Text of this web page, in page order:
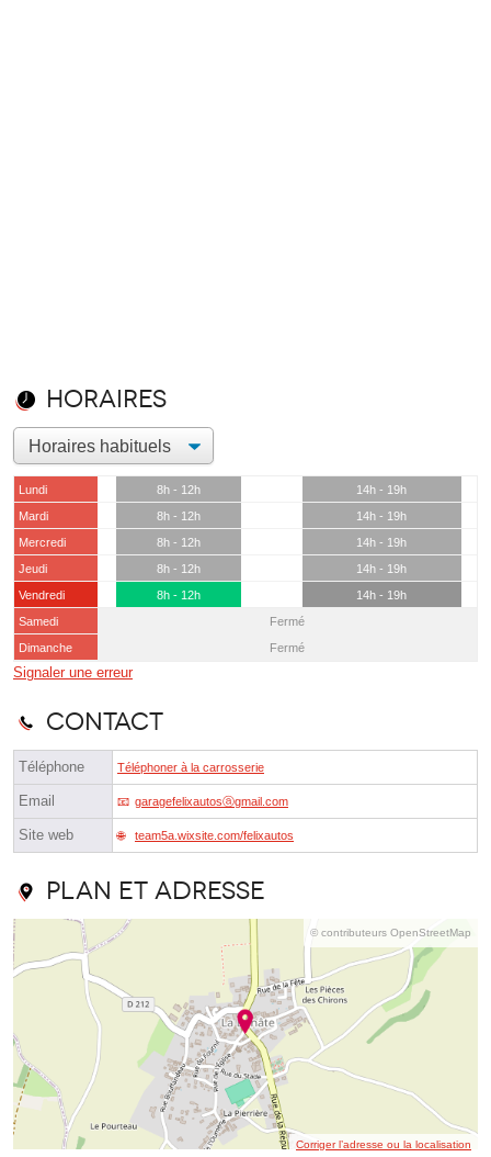
Horaires
Lundi 8h - 12h
14h - 19h
Mardi
8h - 12h
14h - 19h
Mercredi
8h - 12h
14h - 19h
Jeudi
8h - 12h
14h - 19h
Vendredi
8h - 12h
14h - 19h
Samedi
Fermé
Dimanche
Fermé
Signaler une erreur
Contact
Téléphone Téléphoner à la carrosserie
Email garagefelixautosⓐgmail.com
Site web team5a.wixsite.com/felixautos
Plan et adresse
© contributeurs OpenStreetMap
Corriger l’adresse ou la localisation